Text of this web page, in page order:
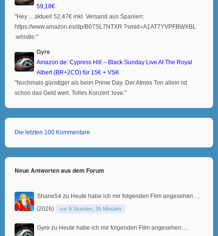
59,18€
"Hey ... aktuell 52,47€ inkl. Versand aus Spanien:
https://www.amazon.es/dp/B07SL7NTXR ?smid=A1AT7YVPFBWXBL
:whistle:"
Gyre
Amazon.de: Cypress Hill – Black Sunday Live At The Royal
Albert (BR+2CD) für 15€ + VSK
"Nochmals günstiger als beim Prime Day. Der Atmos Ton allein ist
schon das Geld wert. Tolles Konzert :love:"
Die letzten 100 Kommentare
Neue Antworten aus dem Forum
Shane54 zu Heute habe ich mir folgenden Film angesehen….
(2026)
vor 9 Stunden, 35 Minuten
Gyre zu Heute habe ich mir folgenden Film angesehen….